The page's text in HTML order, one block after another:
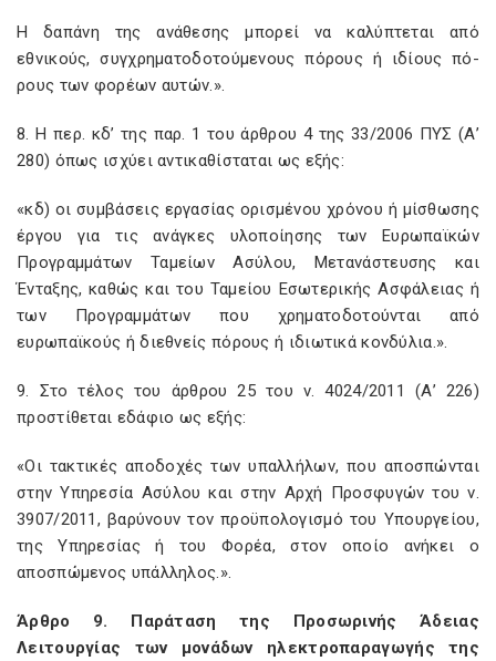
Η δαπάνη της ανάθεσης μπορεί να καλύπτεται από
εθνικούς, συγχρηματοδοτούμενους πόρους ή ιδίους πό-
ρους των φορέων αυτών.».
8. Η περ. κδ’ της παρ. 1 του άρθρου 4 της 33/2006 ΠΥΣ (Α’
280) όπως ισχύει αντικαθίσταται ως εξής:
«κδ) οι συμβάσεις εργασίας ορισμένου χρόνου ή μίσθωσης
έργου για τις ανάγκες υλοποίησης των Ευρωπαϊκών
Προγραμμάτων Ταμείων Ασύλου, Μετανάστευσης και
Ένταξης, καθώς και του Ταμείου Εσωτερικής Ασφάλειας ή
των Προγραμμάτων που χρηματοδοτούνται από
ευρωπαϊκούς ή διεθνείς πόρους ή ιδιωτικά κονδύλια.».
9. Στο τέλος του άρθρου 25 του ν. 4024/2011 (Α’ 226)
προστίθεται εδάφιο ως εξής:
«Οι τακτικές αποδοχές των υπαλλήλων, που αποσπώνται
στην Υπηρεσία Ασύλου και στην Αρχή Προσφυγών του ν.
3907/2011, βαρύνουν τον προϋπολογισμό του Υπουργείου,
της Υπηρεσίας ή του Φορέα, στον οποίο ανήκει ο
αποσπώμενος υπάλληλος.».
Άρθρο 9. Παράταση της Προσωρινής Άδειας
Λειτουργίας των μονάδων ηλεκτροπαραγωγής της